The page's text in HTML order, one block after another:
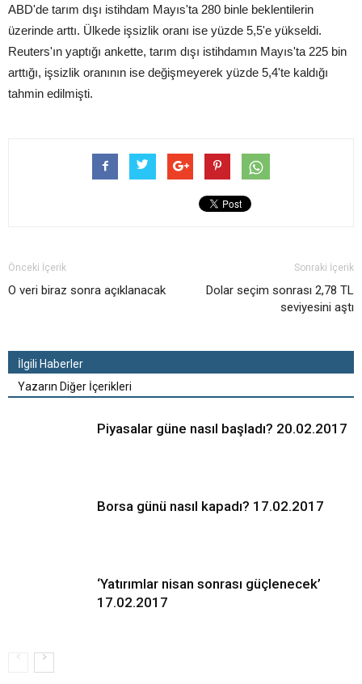
ABD'de tarım dışı istihdam Mayıs'ta 280 binle beklentilerin
üzerinde arttı. Ülkede işsizlik oranı ise yüzde 5,5'e yükseldi.
Reuters'ın yaptığı ankette, tarım dışı istihdamın Mayıs'ta 225 bin
arttığı, işsizlik oranının ise değişmeyerek yüzde 5,4'te kaldığı
tahmin edilmişti.
Önceki İçerik
O veri biraz sonra açıklanacak
Sonraki İçerik
Dolar seçim sonrası 2,78 TL
seviyesini aştı
İlgili Haberler
Yazarın Diğer İçerikleri
Piyasalar güne nasıl başladı? 20.02.2017
Borsa günü nasıl kapadı? 17.02.2017
‘Yatırımlar nisan sonrası güçlenecek’
17.02.2017